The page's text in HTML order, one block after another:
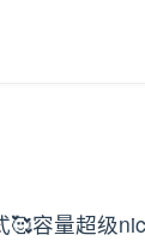
容量超级